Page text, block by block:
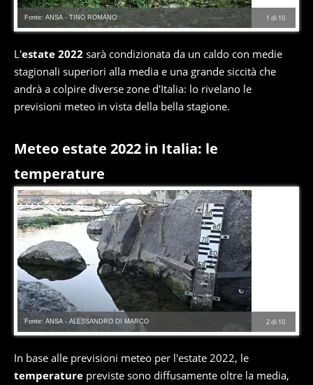
1 di 10
Fonte: ANSA - TINO ROMANO
L'estate 2022 sarà condizionata da un caldo con medie
stagionali superiori alla media e una grande siccità che
andrà a colpire diverse zone d'Italia: lo rivelano le
previsioni meteo in vista della bella stagione.
Meteo estate 2022 in Italia: le
temperature
2di 10
Fonte: ANSA - ALESSANDRO DI MARCO
In base alle previsioni meteo per l'estate 2022, le
temperature previste sono diffusamente oltre la media,